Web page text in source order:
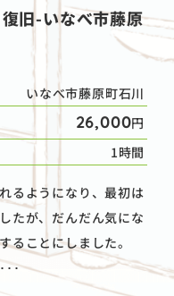
旧-いなべ市藤原
いなべ市藤原町石川
26,000円
1時間
るようになり、最初は
たが、だんだん気にな
ることにしました。
･･